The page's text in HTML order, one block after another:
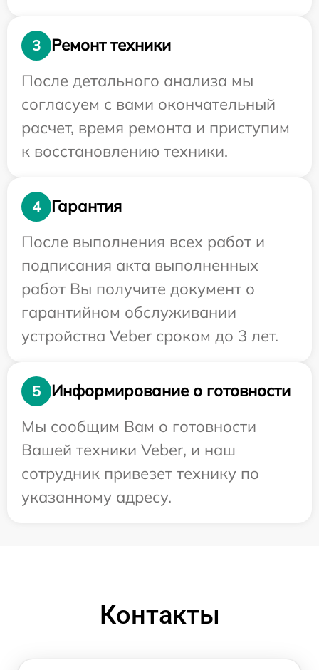
3
Ремонт техники
После детального анализа мы
согласуем с вами окончательный
расчет, время ремонта и приступим
к восстановлению техники.
4
Гарантия
После выполнения всех работ и
подписания акта выполненных
работ Вы получите документ о
гарантийном обслуживании
устройства Veber сроком до 3 лет.
5
Информирование о готовности
Мы сообщим Вам о готовности
Вашей техники Veber, и наш
сотрудник привезет технику по
указанному адресу.
Контакты